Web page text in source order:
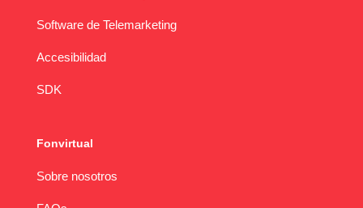
Software de Telemarketing
Accesibilidad
SDK
Fonvirtual
Sobre nosotros